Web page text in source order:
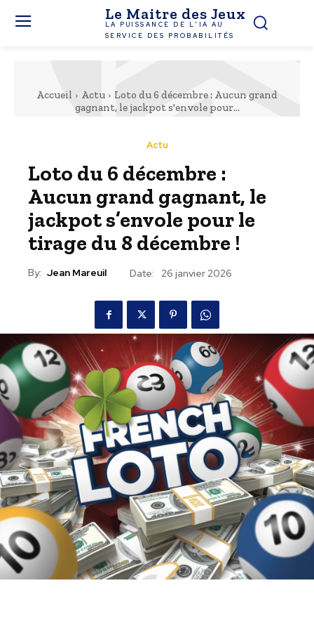
Le Maitre des Jeux
LA PUISSANCE DE L'IA AU
SERVICE DES PROBABILITÉS
Accueil Actu
Loto du 6 décembre : Aucun grand
gagnant, le jackpot s'envole pour...
Actu
Loto du 6 décembre :
Aucun grand gagnant, le
jackpot s’envole pour le
tirage du 8 décembre !
By: Jean Mareuil Date: 26 janvier 2026